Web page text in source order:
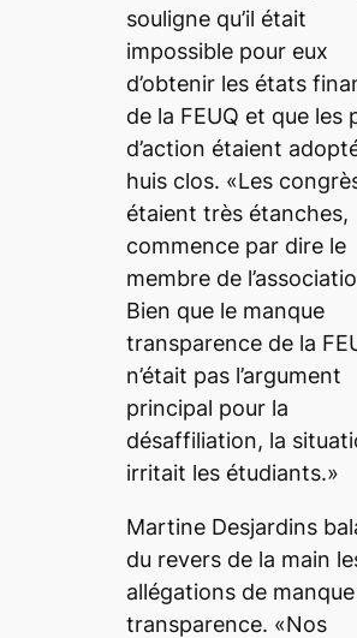
souligne qu’il était
impossible pour eux
d’obtenir les états
de la FEUQ et que les
d’action étaient
huis clos. «Les
étaient très étanches,
commence par dire le
membre de
Bien que le manque
transparence de la
n’était pas l’argument
principal pour la
désaffiliation, la
irritait les étudiants.»
Martine Desjardins
du revers de la main
allégations de
transparence. «Nos